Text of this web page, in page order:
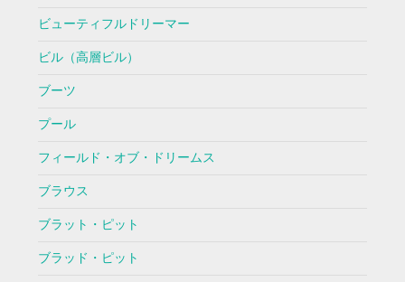
ビューティフルドリーマー
ビル（高層ビル）
ブーツ
プール
フィールド・オブ・ドリームス
ブラウス
ブラット・ピット
ブラッド・ピット